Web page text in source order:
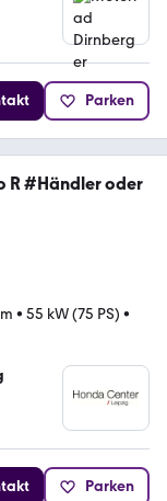
Parken
R #Händler oder
• 55 kW (75 PS) •
Parken